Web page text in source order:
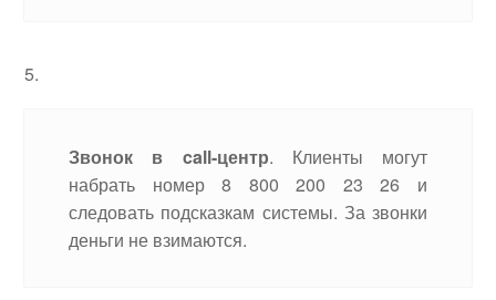
Звонок в call-центр. Клиенты могут
набрать номер 8 800 200 23 26 и
следовать подсказкам системы. За звонки
деньги не взимаются.